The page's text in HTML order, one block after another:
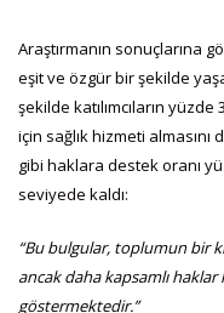
Araştırmanın sonuçlarına
eşit ve özgür bir şekilde
şekilde katılımcıların
için sağlık hizmeti
gibi haklara destek oranı
seviyede kaldı:
“Bu bulgular, toplumun bir
ancak daha kapsamlı haklar
göstermektedir.”